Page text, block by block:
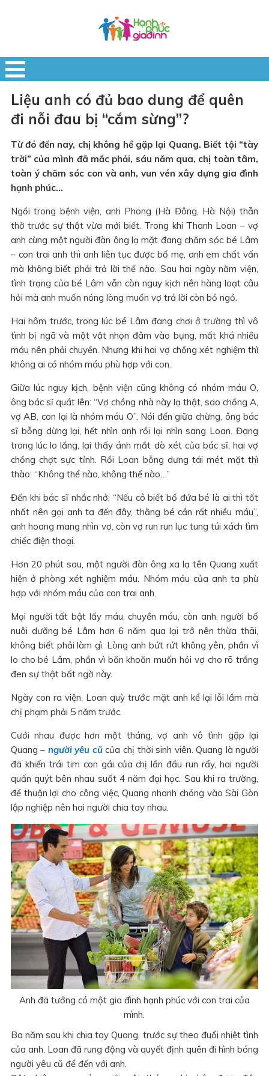
Liệu anh có đủ bao dung để quên
đi nỗi đau bị “cắm sừng”?
Từ đó đến nay, chị không hề gặp lại Quang. Biết tội “tày
trời” của mình đã mắc phải, sáu năm qua, chị toàn tâm,
toàn ý chăm sóc con và anh, vun vén xây dựng gia đình
hạnh phúc…
Ngồi trong bệnh viện, anh Phong (Hà Đông, Hà Nội) thẫn
thờ trước sự thật vừa mới biết. Trong khi Thanh Loan – vợ
anh cùng một người đàn ông lạ mặt đang chăm sóc bé Lâm
– con trai anh thì anh liên tục được bố mẹ, anh em chất vấn
mà không biết phải trả lời thế nào. Sau hai ngày nằm viện,
tình trạng của bé Lâm vẫn còn nguy kịch nên hàng loạt câu
hỏi mà anh muốn nóng lòng muốn vợ trả lời còn bỏ ngỏ.
Hai hôm trước, trong lúc bé Lâm đang chơi ở trường thì vô
tình bị ngã và một vật nhọn đâm vào bụng, mất khá nhiều
máu nên phải chuyền. Nhưng khi hai vợ chồng xét nghiệm thì
không ai có nhóm máu phù hợp với con.
Giữa lúc nguy kịch, bệnh viện cũng không có nhóm máu O,
ông bác sĩ quát lên: “Vợ chồng nhà này lạ thật, sao chồng A,
vợ AB, con lại là nhóm máu O”. Nói đến giữa chừng, ông bác
sĩ bỗng dừng lại, hết nhìn anh rồi lại nhìn sang Loan. Đang
trong lúc lo lắng, lại thấy ánh mắt dò xét của bác sĩ, hai vợ
chồng chợt sực tỉnh. Rồi Loan bỗng dưng tái mét mặt thì
thào: “Không thể nào, không thể nào…”
Đến khi bác sĩ nhắc nhở: “Nếu cô biết bố đứa bé là ai thì tốt
nhất nên gọi anh ta đến đây, thằng bé cần rất nhiều máu”,
anh hoang mang nhìn vợ, còn vợ run run lục tung túi xách tìm
chiếc điện thoại.
Hơn 20 phút sau, một người đàn ông xa lạ tên Quang xuất
hiện ở phòng xét nghiệm máu. Nhóm máu của anh ta phù
hợp với nhóm máu của con trai anh.
Mọi người tất bật lấy máu, chuyền máu, còn anh, người bố
nuôi dưỡng bé Lâm hơn 6 năm qua lại trở nên thừa thãi,
không biết phải làm gì. Lòng anh bứt rứt không yên, phần vì
lo cho bé Lâm, phần vì băn khoăn muốn hỏi vợ cho rõ trắng
đen sự thật bất ngờ này.
Ngày con ra viện, Loan quỳ trước mặt anh kể lại lỗi lầm mà
chị phạm phải 5 năm trước.
Cưới nhau được hơn một tháng, vợ anh vô tình gặp lại
Quang – người yêu cũ của chị thời sinh viên. Quang là người
đã khiến trái tim con gái của chị lần đầu run rẩy, hai người
quấn quýt bên nhau suốt 4 năm đại học. Sau khi ra trường,
để thuận lợi cho công việc, Quang nhanh chóng vào Sài Gòn
lập nghiệp nên hai người chia tay nhau.
Anh đã tưởng có một gia đình hạnh phúc với con trai của
mình.
Ba năm sau khi chia tay Quang, trước sự theo đuổi nhiệt tình
của anh, Loan đã rung động và quyết định quên đi hình bóng
người yêu cũ để đến với anh.